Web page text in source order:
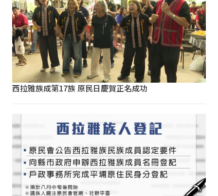
西拉雅族成第17族 原民日慶賀正名成功